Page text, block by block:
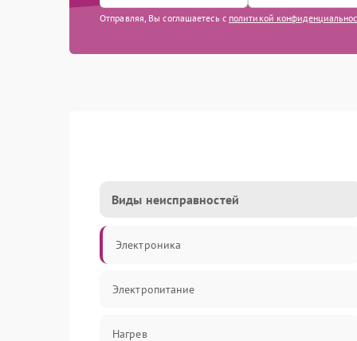
Отправляя, Вы соглашаетесь с политикой
Виды неисправностей
Электроника
Электропитание
Нагрев